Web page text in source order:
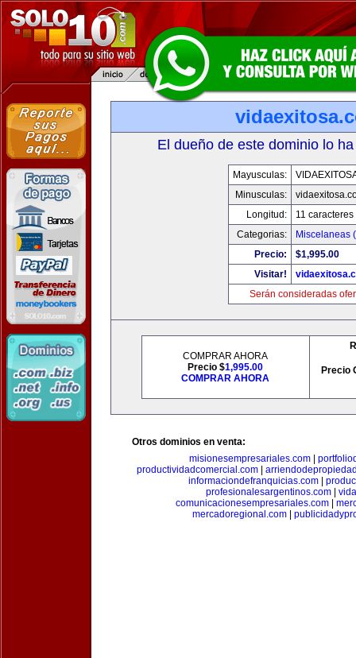
El dueño de este dominio lo
Mayusculas:
Minusculas:
Longitud:
11 caracteres
Categorias:
Miscelaneas
Precio:
$1,995.00
Visitar!
Serán consideradas
COMPRAR AHORA
Precio $1,995.00
COMPRAR AHORA
Precio
Otros dominios en venta:
misionesempresariales.com
productividadcomercial.com
informaciondefranquicias.com
profesionalesargentinos.com|
comunicacionesempresariales.com
mercadoregional.com